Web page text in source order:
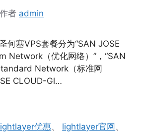
作者 admin
何塞VPS套餐分为“SAN JOSE
Network（优化网络）”，“SAN
Network（标准网
CLOUD-Gl…
优惠、 lightlayer官网 、